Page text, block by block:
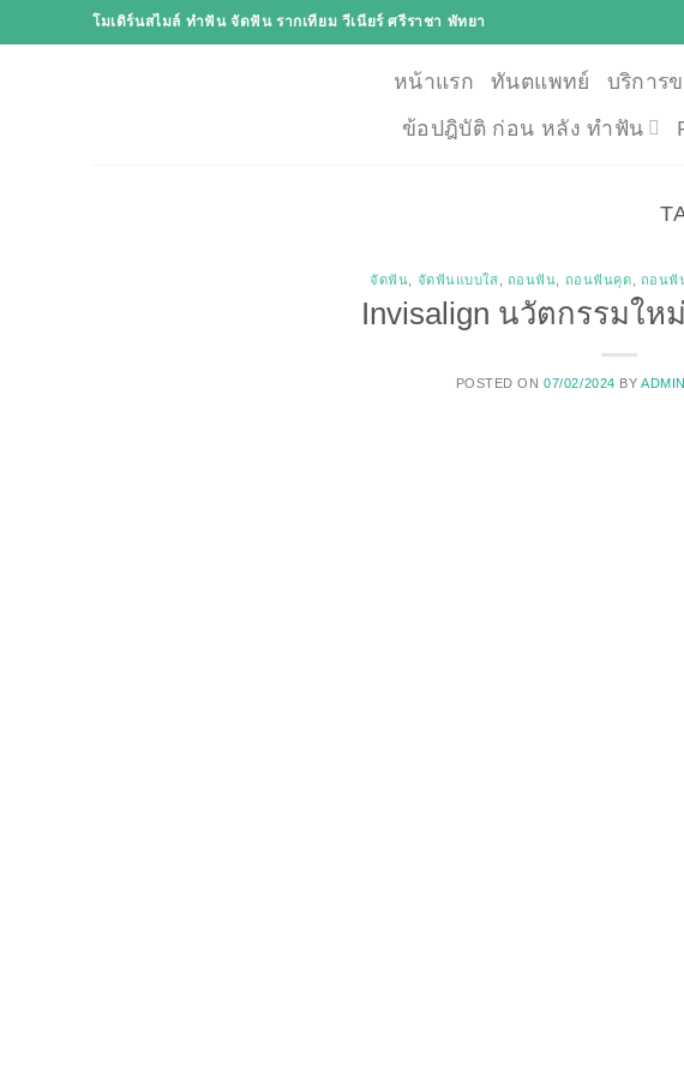
to
โมเดิร์นสไมล์ ทำฟัน จัดฟัน รากเทียม วีเนียร์ ศรีราชา พัทยา
หน้าแรก ทันตแพทย์ บริการข
ข้อปฎิบัติ ก่อน หลัง ทำฟัน
จัดฟัน จัดฟันแบบใส ถอนฟัน ถอนฟันคุด ถอนฟั
Invisalign นวัตกรรมใ
POSTED ON07/02/2024 BY